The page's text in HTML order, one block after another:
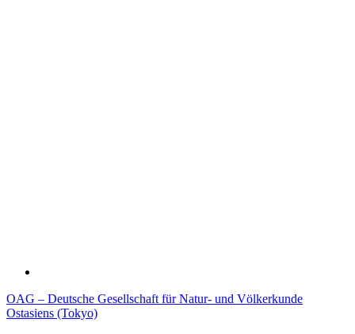
OAG – Deutsche Gesellschaft für Natur- und Völkerkunde
Ostasiens (Tokyo)